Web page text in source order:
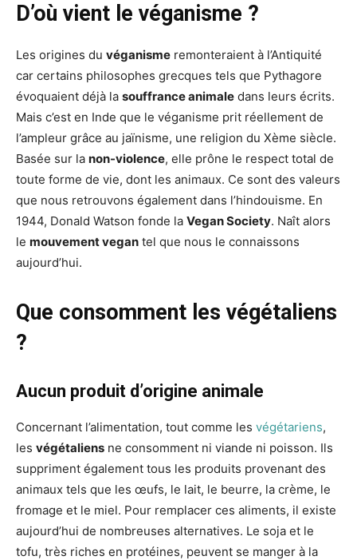
D’où vient le véganisme ?
Les origines du véganisme remonteraient à l’Antiquité
car certains philosophes grecques tels que Pythagore
évoquaient déjà la souffrance animale dans leurs écrits.
Mais c’est en Inde que le véganisme prit réellement de
l’ampleur grâce au jaïnisme, une religion du Xème siècle.
Basée sur la non-violence, elle prône le respect total de
toute forme de vie, dont les animaux. Ce sont des valeurs
que nous retrouvons également dans l’hindouisme. En
1944, Donald Watson fonde la Vegan Society. Naît alors
le mouvement vegan tel que nous le connaissons
aujourd’hui.
Que consomment les végétaliens
?
Aucun produit d’origine animale
Concernant l’alimentation, tout comme les végétariens,
les végétaliens ne consomment ni viande ni poisson. Ils
suppriment également tous les produits provenant des
animaux tels que les œufs, le lait, le beurre, la crème, le
fromage et le miel. Pour remplacer ces aliments, il existe
aujourd’hui de nombreuses alternatives. Le soja et le
tofu, très riches en protéines, peuvent se manger à la